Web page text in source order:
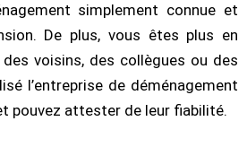
simplement connue et
De plus, vous êtes plus en
voisins, des collègues ou des
l’entreprise de déménagement
pouvez attester de leur fiabilité.